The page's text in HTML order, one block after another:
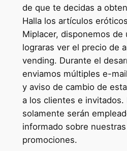
de que te decidas a
Halla los artículos
Miplacer, disponemos
lograras ver el precio de
vending. Durante el
enviamos múltiples e-
y aviso de cambio de
a los clientes e invitados.
solamente serán
informado sobre
promociones.